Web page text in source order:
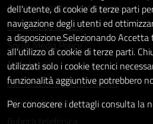
Amministrazione trasparente
Informativa privacy
Social Media Policy
Note legali
Dichiarazione di accessibilità
Whistleblowing
Rubrica telefonica
dell'utente, di cookie di terze parti
navigazione degli utenti ed
a disposizione.Selezionando
all'utilizzo di cookie di terze parti.
utilizzati solo i cookie tecnici
funzionalità aggiuntive potrebbero
Per conoscere i dettagli consulta la